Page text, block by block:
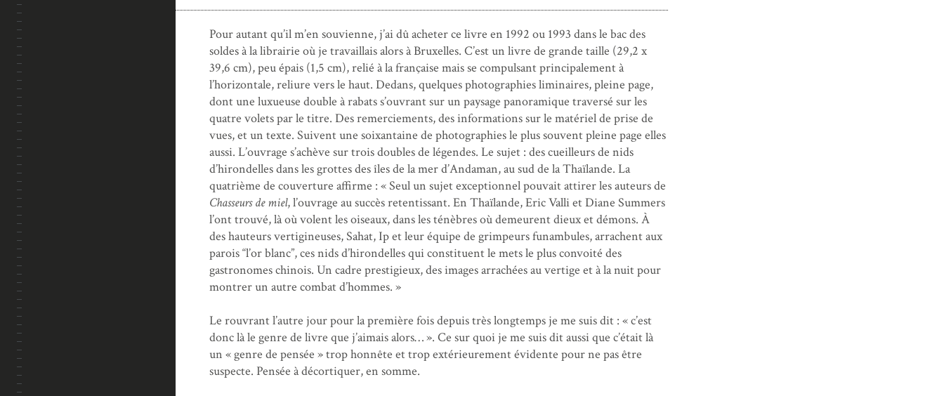
Pour autant qu’il m’en souvienne, j’ai dû acheter ce livre en 1992 ou 1993 dans le bac des
soldes à la librairie où je travaillais alors à Bruxelles. C’est un livre de grande taille (29,2 x
39,6 cm), peu épais (1,5 cm), relié à la française mais se compulsant principalement à
l’horizontale, reliure vers le haut. Dedans, quelques photographies liminaires, pleine page,
dont une luxueuse double à rabats s’ouvrant sur un paysage panoramique traversé sur les
quatre volets par le titre. Des remerciements, des informations sur le matériel de prise de
vues, et un texte. Suivent une soixantaine de photographies le plus souvent pleine page elles
aussi. L’ouvrage s’achève sur trois doubles de légendes. Le sujet : des cueilleurs de nids
d’hirondelles dans les grottes des îles de la mer d’Andaman, au sud de la Thaïlande. La
quatrième de couverture affirme : « Seul un sujet exceptionnel pouvait attirer les auteurs de
Chasseurs de miel, l’ouvrage au succès retentissant. En Thaïlande, Eric Valli et Diane Summers
l’ont trouvé, là où volent les oiseaux, dans les ténèbres où demeurent dieux et démons. À
des hauteurs vertigineuses, Sahat, Ip et leur équipe de grimpeurs funambules, arrachent aux
parois “l’or blanc”, ces nids d’hirondelles qui constituent le mets le plus convoité des
gastronomes chinois. Un cadre prestigieux, des images arrachées au vertige et à la nuit pour
montrer un autre combat d’hommes. »
Le rouvrant l’autre jour pour la première fois depuis très longtemps je me suis dit : « c’est
donc là le genre de livre que j’aimais alors… ». Ce sur quoi je me suis dit aussi que c’était là
un « genre de pensée » trop honnête et trop extérieurement évidente pour ne pas être
suspecte. Pensée à décortiquer, en somme.